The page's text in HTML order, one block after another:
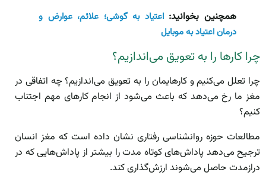
همچنین بخوانید:اعتیاد به گوشی؛ علائم، عوارض و
درمان اعتیاد به موبایل
چرا کارها را به تعویق می‌اندازیم؟
چرا تعلل می‌کنیم و کارهایمان را به تعویق می‌اندازیم؟ چه اتفاقی در
مغز ما رخ می‌دهد که باعث می‌شود از انجام کارهای مهم اجتناب
کنیم؟
مطالعات حوزه روانشناسی رفتاری نشان داده است که مغز انسان
ترجیح می‌دهد پاداش‌های کوتاه مدت را بیشتر از پاداش‌هایی که در
درازمدت حاصل می‌شوند ارزش‌گذاری کند.